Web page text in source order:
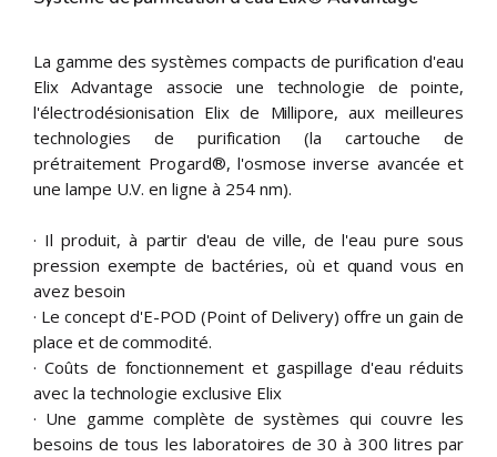
La gamme des systèmes compacts de purification d'eau
Elix Advantage associe une technologie de pointe,
l'électrodésionisation Elix de Millipore, aux meilleures
technologies de purification (la cartouche de
prétraitement Progard®, l'osmose inverse avancée et
une lampe U.V. en ligne à 254 nm).
· Il produit, à partir d'eau de ville, de l'eau pure sous
pression exempte de bactéries, où et quand vous en
avez besoin
· Le concept d'E-POD (Point of Delivery) offre un gain de
place et de commodité.
· Coûts de fonctionnement et gaspillage d'eau réduits
avec la technologie exclusive Elix
· Une gamme complète de systèmes qui couvre les
besoins de tous les laboratoires de 30 à 300 litres par